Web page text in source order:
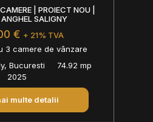
| PROIECT NOU |
SALIGNY
€ + 21% TVA
3 camere de vânzare
Bucuresti
74.92 mp
2025
multe detalii